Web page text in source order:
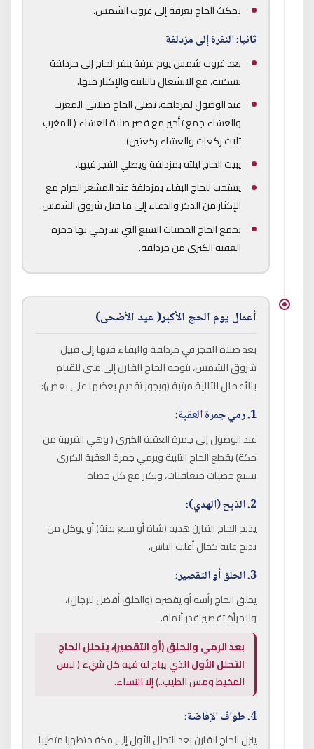
يمكث الحاج بعرفة إلى غروب الشمس.
ثانيا: النفرة إلى مزدلفة
بعد غروب شمس يوم عرفة ينفر الحاج إلى مزدلفة
بسكينة، مع الانشغال بالتلبية والإكثار منها.
عند الوصول لمزدلفة، يصلي الحاج صلاتي المغرب
والعشاء جمع تأخير مع قصر صلاة العشاء ( المغرب
ثلاث ركعات والعشاء ركعتين).
يبيت الحاج ليلته بمزدلفة ويصلي الفجر فيها.
يستحب للحاج البقاء بمزدلفة عند المشعر الحرام مع
الإكثار من الذكر والدعاء إلى ما قبل شروق الشمس.
يجمع الحاج الحصيات السبع التي سيرمي بها جمرة
العقبة الكبرى من مزدلفة.
أعمال يوم الحج الأكبر( عيد الأضحى)
بعد صلاة الفجر في مزدلفة والبقاء فيها إلى قبيل
شروق الشمس، يتوجه الحاج القارن إلى مِنى للقيام
بالأعمال التالية مرتبة (ويجوز تقديم بعضها على بعض):
1. رمي جمرة العقبة:
عند الوصول إلى جمرة العقبة الكبرى ( وهي القريبة من
مكة) يقطع الحاج التلبية ويرمي جمرة العقبة الكبرى
بسبع حصيات متعاقبات، ويكبر مع كل حصاة.
2. الذبح (الهدي):
يذبح الحاج القارن هديه (شاة أو سبع بدنة) أو يوكل من
يذبح عليه كحال أغلب الناس.
3. الحلق أو التقصير:
يحلق الحاج رأسه أو يقصره (والحلق أفضل للرجال)،
وللمرأة تقصير قدر أنملة.
بعد الرمي والحلق (أو التقصير)، يتحلل الحاج
التحلل الأولالذي يباح له فيه كل شيء ( لبس
المخيط ومس الطيب..) إلا النساء.
4. طواف الإفاضة:
ينزل الحاج القارن بعد التحلل الأول إلى مكة متطهرا متطيبا